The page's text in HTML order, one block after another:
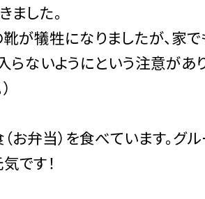
ました。
が犠牲になりましたが、家
らないようにという注意が
お弁当）を食べています。グ
です！